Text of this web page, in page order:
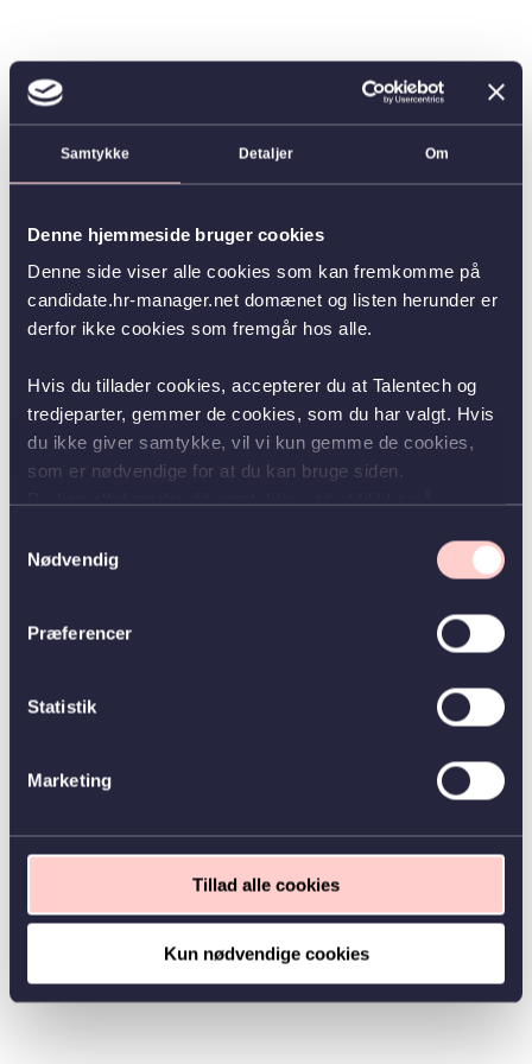
Samtykke Detaljer Om
Denne hjemmeside bruger cookies
Denne side viser alle cookies som kan fremkomme på
candidate.hr-manager.net domænet og listen herunder er
derfor ikke cookies som fremgår hos alle.
Hvis du tillader cookies, accepterer du at Talentech og
tredjeparter, gemmer de cookies, som du har valgt. Hvis
du ikke giver samtykke, vil vi kun gemme de cookies,
som er nødvendige for at du kan bruge siden.
Nødvendig
Præferencer
Statistik
Marketing
Tillad alle cookies
Kun nødvendige cookies